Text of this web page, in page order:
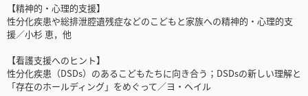
【精神的・心理的支援】
性分化疾患や総排泄腔遺残症などのこどもと家族への精神的・心理的支
援／小杉 恵，他
【看護支援へのヒント】
性分化疾患（DSDs）のあるこどもたちに向き合う；DSDsの新しい理解と
「存在のホールディング」をめぐって／ヨ・ヘイル